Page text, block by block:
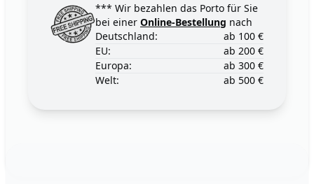
*** Wir bezahlen das Porto für Sie
bei einer Online-Bestellung nach
Deutschland:
ab 100 €
EU:
ab 200 €
Europa:
ab 300 €
Welt:
ab 500 €